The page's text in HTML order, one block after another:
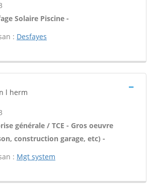
Solaire Piscine -
: Desfayes
l herm
générale / TCE - Gros oeuvre
construction garage, etc) -
: Mgt system